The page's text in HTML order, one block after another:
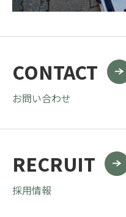
CONTACT
お問い合わせ
RECRUIT
採用情報